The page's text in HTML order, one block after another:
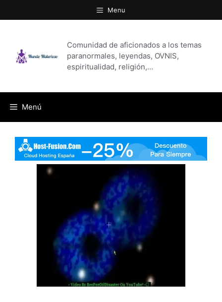
al
Menu
Comunidad de aficionados a los temas
paranormales, leyendas, OVNIS,
espiritualidad, religión,…
Menú